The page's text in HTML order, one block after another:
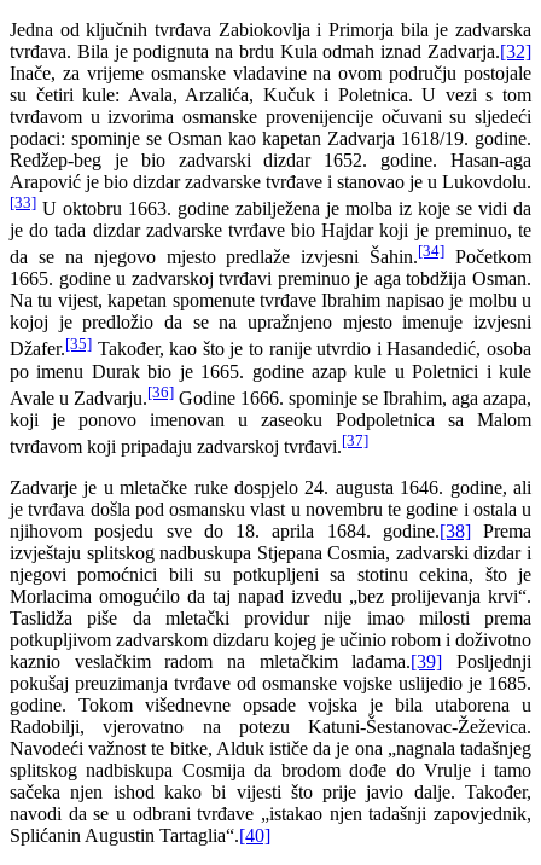
Jedna od ključnih tvrđava Zabiokovlja i Primorja bila je zadvarska
tvrđava. Bila je podignuta na brdu Kula odmah iznad Zadvarja.[32]
Inače, za vrijeme osmanske vladavine na ovom području postojale
su četiri kule: Avala, Arzalića, Kučuk i Poletnica. U vezi s tom
tvrđavom u izvorima osmanske provenijencije očuvani su sljedeći
podaci: spominje se Osman kao kapetan Zadvarja 1618/19. godine.
Redžep-beg je bio zadvarski dizdar 1652. godine. Hasan-aga
Arapović je bio dizdar zadvarske tvrđave i stanovao je u Lukovdolu.
[33] U oktobru 1663. godine zabilježena je molba iz koje se vidi da
je do tada dizdar zadvarske tvrđave bio Hajdar koji je preminuo, te
da se na njegovo mjesto predlaže izvjesni Šahin.[34] Početkom
1665. godine u zadvarskoj tvrđavi preminuo je aga tobdžija Osman.
Na tu vijest, kapetan spomenute tvrđave Ibrahim napisao je molbu u
kojoj je predložio da se na upražnjeno mjesto imenuje izvjesni
Džafer.[35] Također, kao što je to ranije utvrdio i Hasandedić, osoba
po imenu Durak bio je 1665. godine azap kule u Poletnici i kule
Avale u Zadvarju.[36] Godine 1666. spominje se Ibrahim, aga azapa,
koji je ponovo imenovan u zaseoku Podpoletnica sa Malom
tvrđavom koji pripadaju zadvarskoj tvrđavi.[37]
Zadvarje je u mletačke ruke dospjelo 24. augusta 1646. godine, ali
je tvrđava došla pod osmansku vlast u novembru te godine i ostala u
njihovom posjedu sve do 18. aprila 1684. godine.[38]Prema
izvještaju splitskog nadbuskupa Stjepana Cosmia, zadvarski dizdar i
njegovi pomoćnici bili su potkupljeni sa stotinu cekina, što je
Morlacima omogućilo da taj napad izvedu „bez prolijevanja krvi“.
Taslidža piše da mletački providur nije imao milosti prema
potkupljivom zadvarskom dizdaru kojeg je učinio robom i doživotno
kaznio veslačkim radom na mletačkim lađama.[39] Posljednji
pokušaj preuzimanja tvrđave od osmanske vojske uslijedio je 1685.
godine. Tokom višednevne opsade vojska je bila utaborena u
Radobilji, vjerovatno na potezu Katuni-Šestanovac-Žeževica.
Navodeći važnost te bitke, Alduk ističe da je ona „nagnala tadašnjeg
splitskog nadbiskupa Cosmija da brodom dođe do Vrulje i tamo
sačeka njen ishod kako bi vijesti što prije javio dalje. Također,
navodi da se u odbrani tvrđave „istakao njen tadašnji zapovjednik,
Splićanin Augustin Tartaglia“.[40]